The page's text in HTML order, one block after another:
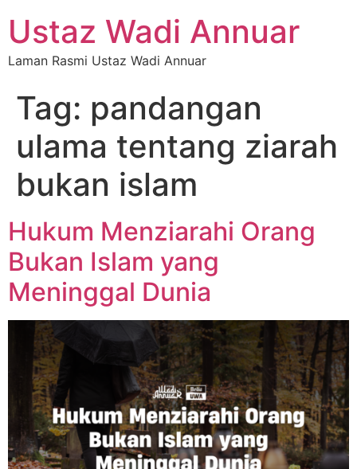
Ustaz Wadi Annuar
Laman Rasmi Ustaz Wadi Annuar
Tag: pandangan
ulama tentang ziarah
bukan islam
Hukum Menziarahi Orang
Bukan Islam yang
Meninggal Dunia